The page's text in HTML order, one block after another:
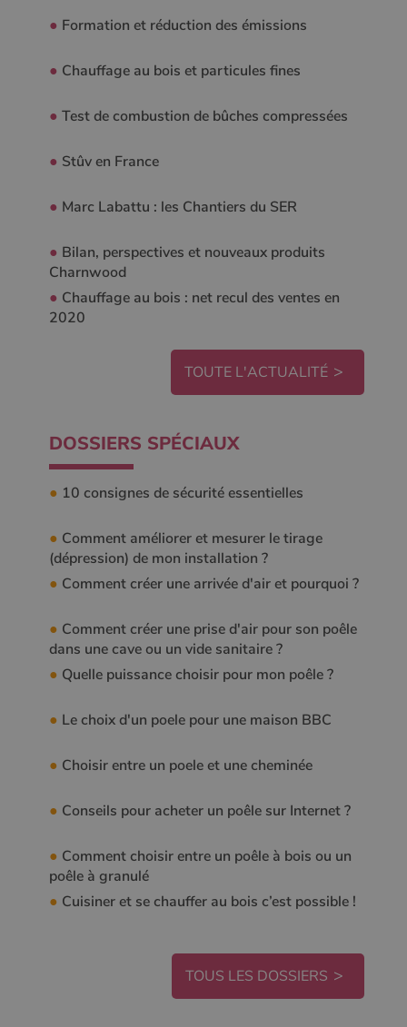
● Formation et réduction des émissions
● Chauffage au bois et particules fines
● Test de combustion de bûches compressées
● Stûv en France
● Marc Labattu : les Chantiers du SER
● Bilan, perspectives et nouveaux produits
Charnwood
● Chauffage au bois : net recul des ventes en
2020
TOUTE L'ACTUALITÉ
DOSSIERS SPÉCIAUX
● 10 consignes de sécurité essentielles
● Comment améliorer et mesurer le tirage
(dépression) de mon installation ?
● Comment créer une arrivée d'air et pourquoi ?
● Comment créer une prise d'air pour son poêle
dans une cave ou un vide sanitaire ?
● Quelle puissance choisir pour mon poêle ?
● Le choix d'un poele pour une maison BBC
● Choisir entre un poele et une cheminée
● Conseils pour acheter un poêle sur Internet ?
● Comment choisir entre un poêle à bois ou un
poêle à granulé
● Cuisiner et se chauffer au bois c’est possible !
TOUS LES DOSSIERS